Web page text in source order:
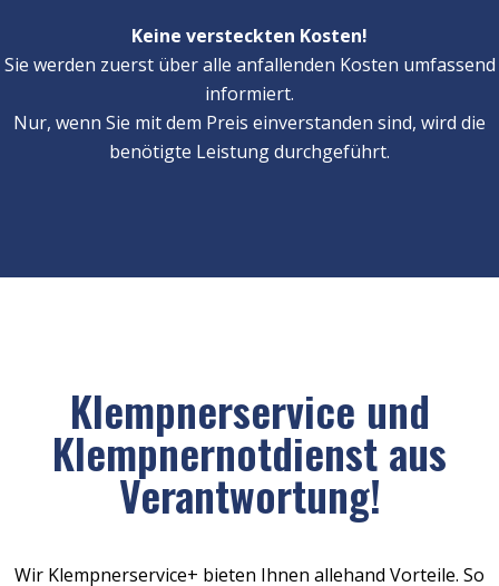
Keine versteckten Kosten!
Sie werden zuerst über alle anfallenden Kosten umfassend
informiert.
Nur, wenn Sie mit dem Preis einverstanden sind, wird die
benötigte Leistung durchgeführt.
Klempnerservice und
Klempnernotdienst aus
Verantwortung!
Wir Klempnerservice+ bieten Ihnen allehand Vorteile. So